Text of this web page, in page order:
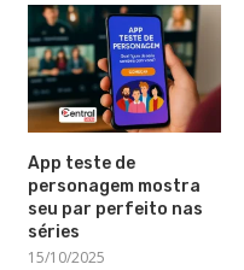
App teste de
personagem mostra
seu par perfeito nas
séries
15/10/2025